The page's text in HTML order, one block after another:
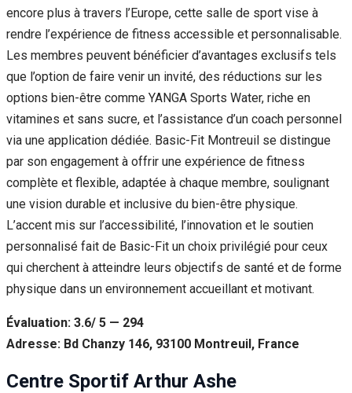
encore plus à travers l’Europe, cette salle de sport vise à
rendre l’expérience de fitness accessible et personnalisable.
Les membres peuvent bénéficier d’avantages exclusifs tels
que l’option de faire venir un invité, des réductions sur les
options bien-être comme YANGA Sports Water, riche en
vitamines et sans sucre, et l’assistance d’un coach personnel
via une application dédiée. Basic-Fit Montreuil se distingue
par son engagement à offrir une expérience de fitness
complète et flexible, adaptée à chaque membre, soulignant
une vision durable et inclusive du bien-être physique.
L’accent mis sur l’accessibilité, l’innovation et le soutien
personnalisé fait de Basic-Fit un choix privilégié pour ceux
qui cherchent à atteindre leurs objectifs de santé et de forme
physique dans un environnement accueillant et motivant.
Évaluation: 3.6/ 5 — 294
Adresse: Bd Chanzy 146, 93100 Montreuil, France
Centre Sportif Arthur Ashe